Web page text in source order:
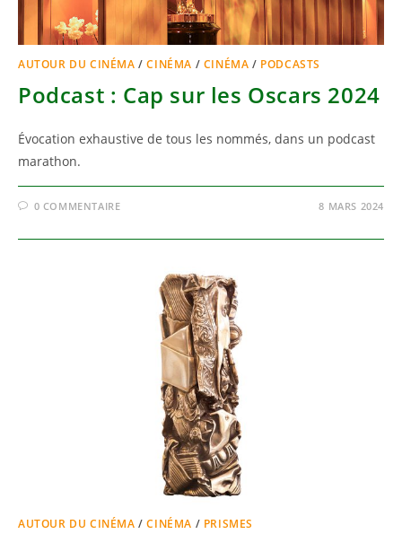
AUTOUR DU CINÉMA /CINÉMA / CINÉMA / PODCASTS
Podcast : Cap sur les Oscars 2024
Évocation exhaustive de tous les nommés, dans un podcast
marathon.
0 COMMENTAIRE 8 MARS 2024
AUTOUR DU CINÉMA /CINÉMA / PRISMES